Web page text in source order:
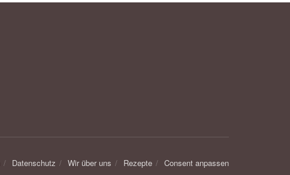
Datenschutz Wir über uns Rezepte Consent anpassen